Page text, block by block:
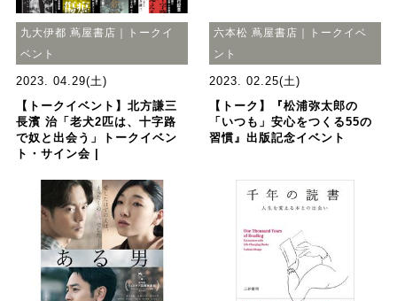
九大伊都 蔦屋書店｜トークイ
ベント
2023. 04.29(土)
【トークイベント】北方謙三
長濱 治「老犬2匹は、十字路
で奴と出会う」トークイベン
ト・サイン会 |
六本松 蔦屋書店｜トークイベ
ント
2023. 02.25(土)
【トーク】『松浦弥太郎の
「いつも」安心をつくる55の
習慣』出版記念イベント